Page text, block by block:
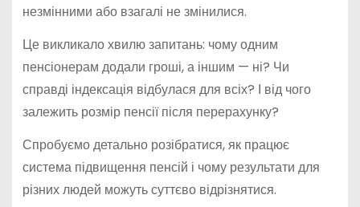
незмінними або взагалі не змінилися.
Це викликало хвилю запитань: чому одним
пенсіонерам додали гроші, а іншим — ні? Чи
справді індексація відбулася для всіх? І від чого
залежить розмір пенсії після перерахунку?
Спробуємо детально розібратися, як працює
система підвищення пенсій і чому результати для
різних людей можуть суттєво відрізнятися.